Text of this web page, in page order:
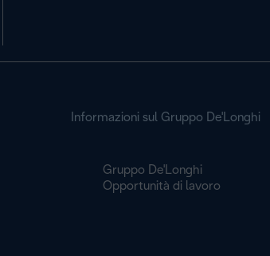
Informazioni sul Gruppo De'Longhi
Gruppo De'Longhi
Opportunità di lavoro